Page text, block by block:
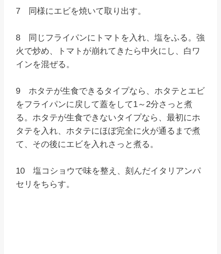
7 同様にエビを焼いて取り出す。
8 同じフライパンにトマトを入れ、塩をふる。強
火で炒め、トマトが崩れてきたら中火にし、白ワ
インを混ぜる。
9 ホタテが生食できるタイプなら、ホタテとエビ
をフライパンに戻して蓋をして1～2分さっと煮
る。ホタテが生食できないタイプなら、最初にホ
タテを入れ、ホタテにほぼ完全に火が通るまで煮
て、その後にエビを入れさっと煮る。
10 塩コショウで味を整え、刻んだイタリアンパ
セリをちらす。